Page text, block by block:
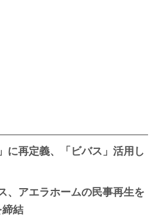
に再定義、「ビバス」活用し
、アエラホームの民事再生を
結